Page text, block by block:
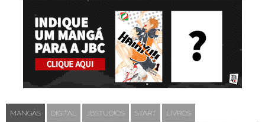
MANGÁS DIGITAL JBSTUDIOS START LIVROS